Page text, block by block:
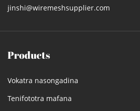
jinshi@wiremeshsupplier.com
Products
Vokatra nasongadina
Tenifototra mafana